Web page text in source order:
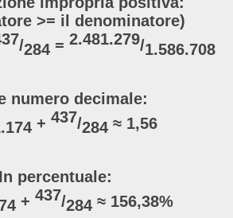
>= il denominatore)
/284 = 2.481.279/1.586.708
numero decimale:
+ 437/284 ≈ 1,56
In percentuale:
+ 437/284 ≈ 156,38%